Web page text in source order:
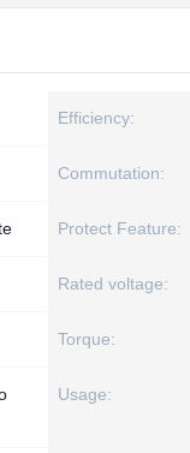
Efficiency:
Commutation:
Protect Feature:
Rated voltage:
Torque:
Usage: